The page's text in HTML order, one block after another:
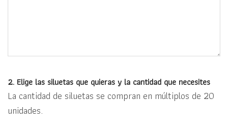
2. Elige las siluetas que quieras y la cantidad que necesites
La cantidad de siluetas se compran en múltiplos de 20
unidades.